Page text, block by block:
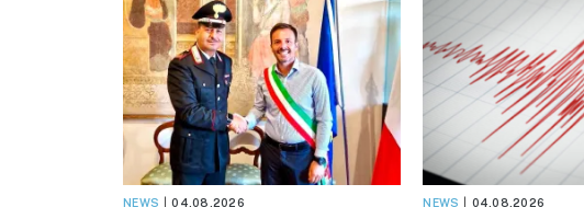
NEWS 04.08.2026 NEWS 04.08.2026